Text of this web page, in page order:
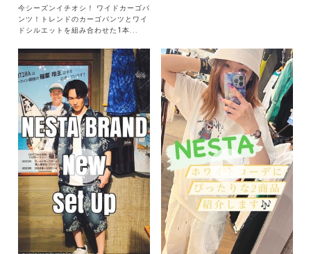
今シーズンイチオシ！ ワイドカーゴパ
ンツ！トレンドのカーゴパンツとワイ
ドシルエットを組み合わせた1本...